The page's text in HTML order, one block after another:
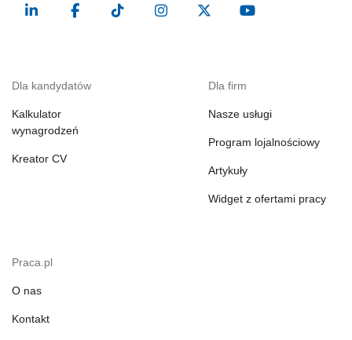
Dla kandydatów
Kalkulator
wynagrodzeń
Kreator CV
Dla firm
Nasze usługi
Program lojalnościowy
Artykuły
Widget z ofertami pracy
Praca.pl
O nas
Kontakt